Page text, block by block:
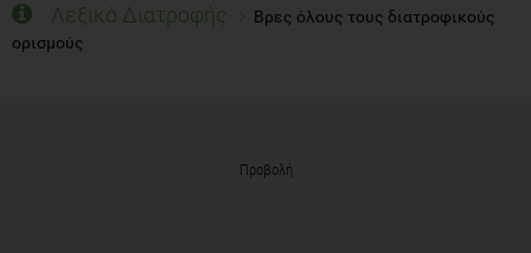
Λεξικό Διατροφής
Βρες όλους τους διατροφικούς
ορισμούς
Προβολή